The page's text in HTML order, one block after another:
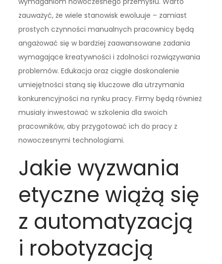
zauważyć, że wiele stanowisk ewoluuje – zamiast
prostych czynności manualnych pracownicy będą
angażować się w bardziej zaawansowane zadania
wymagające kreatywności i zdolności rozwiązywania
problemów. Edukacja oraz ciągłe doskonalenie
umiejętności staną się kluczowe dla utrzymania
konkurencyjności na rynku pracy. Firmy będą również
musiały inwestować w szkolenia dla swoich
pracowników, aby przygotować ich do pracy z
nowoczesnymi technologiami.
Jakie wyzwania
etyczne wiążą się
z automatyzacją
i robotyzacją